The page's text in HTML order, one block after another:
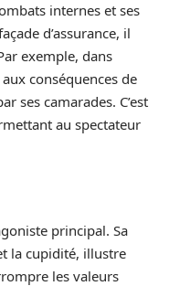
internes et ses
d’assurance, il
exemple, dans
conséquences de
ses camarades. C’est
au spectateur
principal. Sa
la cupidité, illustre
les valeurs